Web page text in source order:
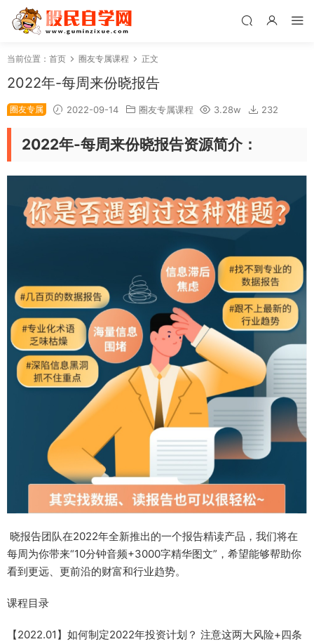
当前位置： 首页 圈友专属课程 正文
2022年-每周来份晓报告
圈友专属 2022-09-14 圈友专属课程 3.28w 232
2022年-每周来份晓报告资源简介：
晓报告团队在2022年全新推出的一个报告精读产品，我们将在
每周为你带来“10分钟音频+3000字精华图文”，希望能够帮助你
看到更远、更前沿的财富和行业趋势。
课程目录
【2022.01】如何制定2022年投资计划？ 注意这两大风险+四条